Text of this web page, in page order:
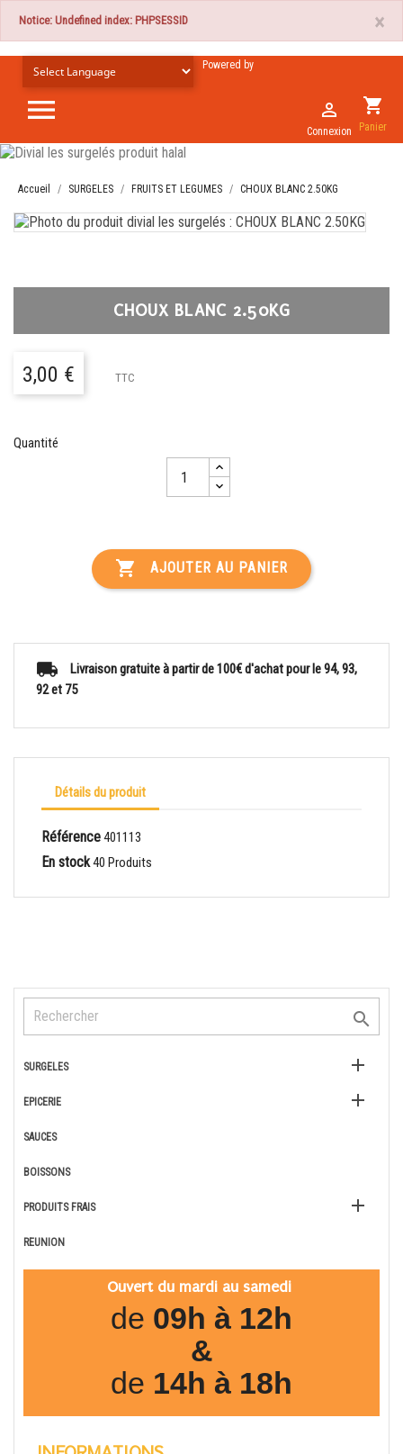
×
Notice: Undefined index: PHPSESSID
Powered by
 shopping_cart
Panier

Connexion

SURGELES 
EPICERIE 
SAUCES
BOISSONS
PRODUITS FRAIS 
REUNION
Ouvert du mardi au samedi
de 09h à 12h
&
de 14h à 18h
Accueil SURGELES FRUITS ET LEGUMES CHOUX BLANC 2.50KG
CHOUX BLANC 2.50KG
3,00 € TTC
Quantité
 AJOUTER AU PANIER
Livraison gratuite à partir de 100€ d'achat pour le 94, 93,
92 et 75
Détails du produit
Référence401113
En stock40 Produits